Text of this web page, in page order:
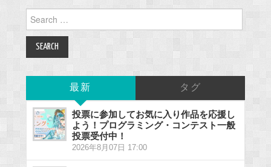
for:
最新 タグ
投票に参加してお気に入り作品を応援し
よう！プログラミング・コンテスト一般
投票受付中！
2026年8月07日 17:00